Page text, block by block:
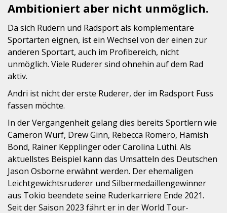
Ambitioniert aber nicht unmöglich.
Da sich Rudern und Radsport als komplementäre
Sportarten eignen, ist ein Wechsel von der einen zur
anderen Sportart, auch im Profibereich, nicht
unmöglich. Viele Ruderer sind ohnehin auf dem Rad
aktiv.
Andri ist nicht der erste Ruderer, der im Radsport Fuss
fassen möchte.
In der Vergangenheit gelang dies bereits Sportlern wie
Cameron Wurf, Drew Ginn, Rebecca Romero, Hamish
Bond, Rainer Kepplinger oder Carolina Lüthi. Als
aktuellstes Beispiel kann das Umsatteln des Deutschen
Jason Osborne erwähnt werden. Der ehemaligen
Leichtgewichtsruderer und Silbermedaillengewinner
aus Tokio beendete seine Ruderkarriere Ende 2021.
Seit der Saison 2023 fährt er in der World Tour-